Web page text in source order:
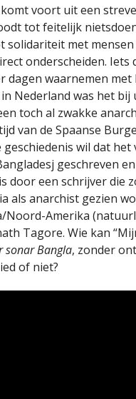
voort uit een
tot feitelijk
solidariteit met
onderscheiden. Iets
dagen waarnemen
Nederland was het bij
toch al zwakke
van de Spaanse
geschiedenis wil dat het
geschreven en
door een schrijver die
als anarchist gezien
Noord-Amerika
Tagore. Wie kan
sonar Bangla, zonder
of niet?